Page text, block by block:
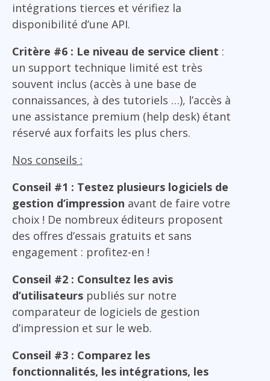
intégrations tierces et vérifiez la
disponibilité d’une API.
Critère #6 : Le niveau de service client :
un support technique limité est très
souvent inclus (accès à une base de
connaissances, à des tutoriels …), l’accès à
une assistance premium (help desk) étant
réservé aux forfaits les plus chers.
Nos conseils :
Conseil #1 : Testez plusieurs logiciels de
gestion d’impression avant de faire votre
choix ! De nombreux éditeurs proposent
des offres d’essais gratuits et sans
engagement : profitez-en !
Conseil #2 : Consultez les avis
d’utilisateurs publiés sur notre
comparateur de logiciels de gestion
d’impression et sur le web.
Conseil #3 : Comparez les
fonctionnalités, les intégrations, les